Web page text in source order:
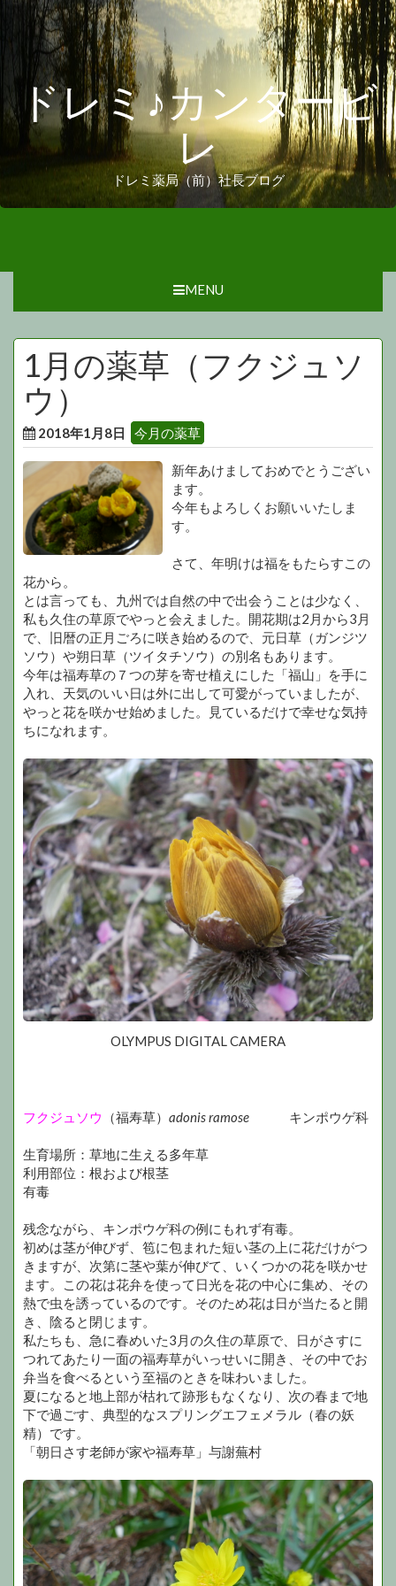
ドレミ♪カンタービ
レ
ドレミ薬局（前）社長ブログ
MENU
1月の薬草（フクジュソ
ウ）
2018年1月8日 今月の薬草
新年あけましておめでとうござい
ます。
今年もよろしくお願いいたしま
す。
さて、年明けは福をもたらすこの
花から。
とは言っても、九州では自然の中で出会うことは少なく、
私も久住の草原でやっと会えました。開花期は2月から3月
で、旧暦の正月ごろに咲き始めるので、元日草（ガンジツ
ソウ）や朔日草（ツイタチソウ）の別名もあります。
今年は福寿草の７つの芽を寄せ植えにした「福山」を手に
入れ、天気のいい日は外に出して可愛がっていましたが、
やっと花を咲かせ始めました。見ているだけで幸せな気持
ちになれます。
OLYMPUS DIGITAL CAMERA
フクジュソウ （福寿草） adonis ramose キンポウゲ科
生育場所：草地に生える多年草
利用部位：根および根茎
有毒
残念ながら、キンポウゲ科の例にもれず有毒。
初めは茎が伸びず、笣に包まれた短い茎の上に花だけがつ
きますが、次第に茎や葉が伸びて、いくつかの花を咲かせ
ます。この花は花弁を使って日光を花の中心に集め、その
熱で虫を誘っているのです。そのため花は日が当たると開
き、陰ると閉じます。
私たちも、急に春めいた3月の久住の草原で、日がさすに
つれてあたり一面の福寿草がいっせいに開き、その中でお
弁当を食べるという至福のときを味わいました。
夏になると地上部が枯れて跡形もなくなり、次の春まで地
下で過ごす、典型的なスプリングエフェメラル（春の妖
精）です。
「朝日さす老師が家や福寿草」与謝蕪村